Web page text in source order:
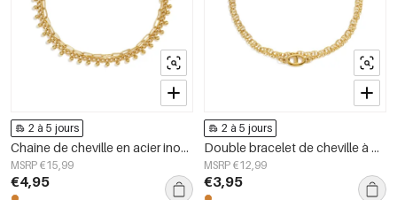
2 à 5 jours
Chaîne de cheville en acier inoxydable, collection décontractée et simple pour femmes
MSRP €15,99
€4,95
2 à 5 jours
Double bracelet de cheville à motif de maillons ovales
MSRP €12,99
€3,95